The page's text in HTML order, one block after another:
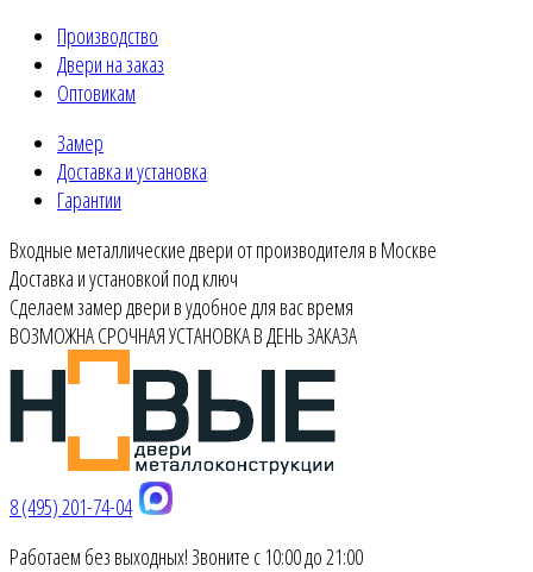
Производство
Двери на заказ
Оптовикам
Замер
Доставка и установка
Гарантии
Входные металлические двери от производителя в Москве
Доставка и установкой под ключ
Сделаем замер двери в удобное для вас время
ВОЗМОЖНА СРОЧНАЯ УСТАНОВКА В ДЕНЬ ЗАКАЗА
8 (495) 201-74-04
Работаем без выходных! Звоните с 10:00 до 21:00